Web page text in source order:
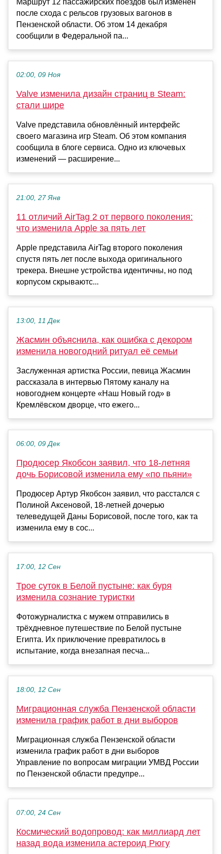
Маршрут 12 пассажирских поездов был изменен
после схода с рельсов грузовых вагонов в
Пензенской области. Об этом 14 декабря
сообщили в Федеральной па...
02:00, 09 Ноя
Valve изменила дизайн страниц в Steam:
стали шире
Valve представила обновлённый интерфейс
своего магазина игр Steam. Об этом компания
сообщила в блоге сервиса. Одно из ключевых
изменений — расширение...
21:00, 27 Янв
11 отличий AirTag 2 от первого поколения:
что изменила Apple за пять лет
Apple представила AirTag второго поколения
спустя пять лет после выхода оригинального
трекера. Внешне устройства идентичны, но под
корпусом скрываютс...
13:00, 11 Дек
Жасмин объяснила, как ошибка с декором
изменила новогодний ритуал её семьи
Заслуженная артистка России, певица Жасмин
рассказала в интервью Пятому каналу на
новогоднем концерте «Наш Новый год» в
Кремлёвском дворце, что ежего...
06:00, 09 Дек
Продюсер Якобсон заявил, что 18-летняя
дочь Борисовой изменила ему «по пьяни»
Продюсер Артур Якобсон заявил, что расстался с
Полиной Аксеновой, 18-летней дочерью
телеведущей Даны Борисовой, после того, как та
изменила ему в сос...
17:00, 12 Сен
Трое суток в Белой пустыне: как буря
изменила сознание туристки
Фотожурналистка с мужем отправились в
трёхдневное путешествие по Белой пустыне
Египта. Их приключение превратилось в
испытание, когда внезапная песча...
18:00, 12 Сен
Миграционная служба Пензенской области
изменила график работ в дни выборов
Миграционная служба Пензенской области
изменила график работ в дни выборов
Управление по вопросам миграции УМВД России
по Пензенской области предупре...
07:00, 24 Сен
Космический водопровод: как миллиард лет
назад вода изменила астероид Рюгу